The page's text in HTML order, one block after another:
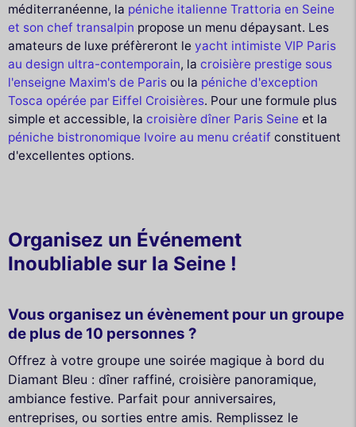
méditerranéenne, la péniche italienne Trattoria en Seine
et son chef transalpin propose un menu dépaysant. Les
amateurs de luxe préfèreront le yacht intimiste VIP Paris
au design ultra-contemporain, la croisière prestige sous
l'enseigne Maxim's de Paris ou la péniche d'exception
Tosca opérée par Eiffel Croisières. Pour une formule plus
simple et accessible, la croisière dîner Paris Seine et la
péniche bistronomique Ivoire au menu créatif constituent
d'excellentes options.
Organisez un Événement
Inoubliable sur la Seine !
Vous organisez un évènement pour un groupe
de plus de 10 personnes ?
Offrez à votre groupe une soirée magique à bord du
Diamant Bleu : dîner raffiné, croisière panoramique,
ambiance festive. Parfait pour anniversaires,
entreprises, ou sorties entre amis. Remplissez le